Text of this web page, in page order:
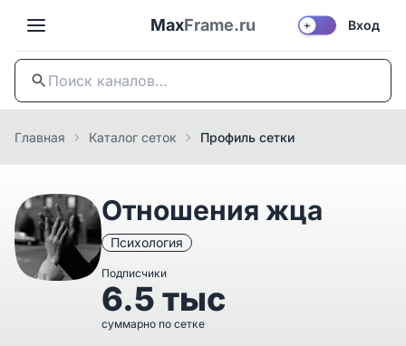
MaxFrame.ru ☀️ Вход
Главная Каталог сеток Профиль сетки
Отношения жца
Психология
Подписчики
6.5 тыс
суммарно по сетке